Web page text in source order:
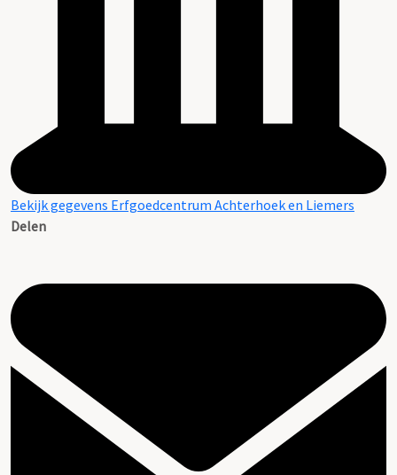
Bekijk gegevens Erfgoedcentrum Achterhoek en Liemers
Delen